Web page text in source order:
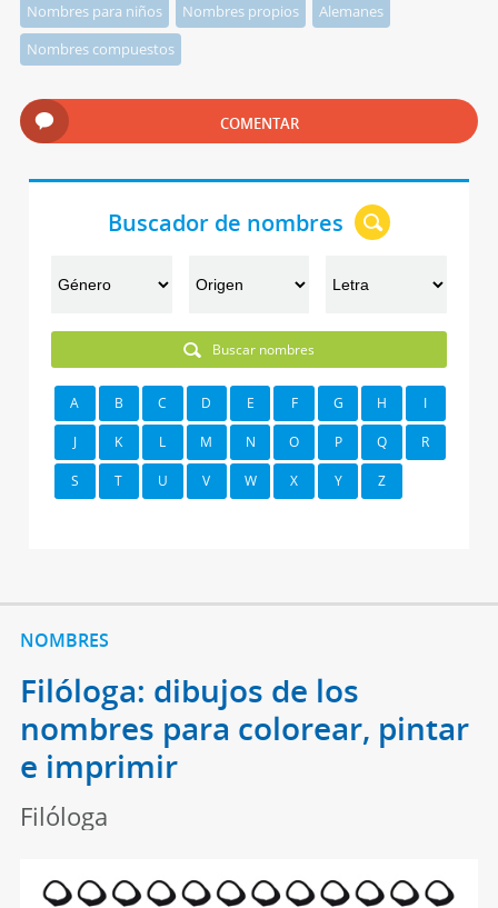
Nombres para niños Nombres propios
Alemanes
Nombres compuestos
COMENTAR
Buscador de nombres
Buscar nombres
A B C D E F G H I
J K L M N O P Q R
S T U V W X Y Z
NOMBRES
Filóloga: dibujos de los
nombres para colorear, pintar
e imprimir
Filóloga